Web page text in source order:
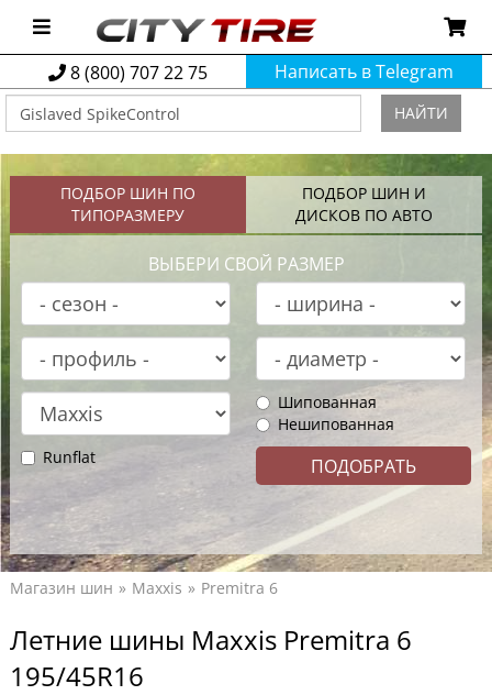
8 (800) 707 22 75 Написать в Telegram
НАЙТИ
ПОДБОР ШИН ПО
ТИПОРАЗМЕРУ
ПОДБОР ШИН И
ДИСКОВ ПО АВТО
ВЫБЕРИ СВОЙ РАЗМЕР
Шипованная
Нешипованная
Runflat
Магазин шин Maxxis Premitra 6
Летние шины Maxxis Premitra 6
195/45R16